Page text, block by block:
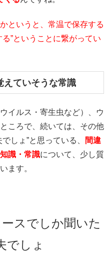
というと、常温で保存する
”ということに繋がってい
えていそうな常識
イルス・寄生虫など）、ウ
ころで、続いては、その他
しょ”と思っている、
間違
識・常識について、少し質
ます。
スでしか聞いた
でしょ